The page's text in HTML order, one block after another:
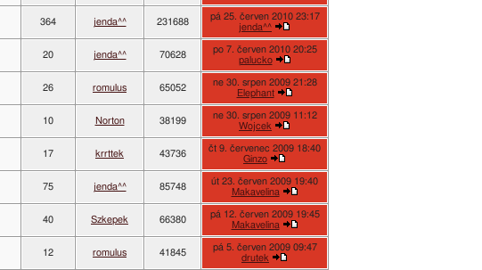
364 jenda^^ 231688
pá 25. červen 2010 23:17
jenda^^
20 jenda^^ 70628
po 7. červen 2010 20:25
palucko
26 romulus 65052
ne 30. srpen 2009 21:28
Elephant
10 Norton 38199
ne 30. srpen 2009 11:12
Wojcek
17 krrttek 43736
čt 9. červenec 2009 18:40
Ginzo
75 jenda^^ 85748
út 23. červen 2009 19:40
Makavelina
40 Szkepek 66380
pá 12. červen 2009 19:45
Makavelina
12 romulus 41845
pá 5. červen 2009 09:47
drutek